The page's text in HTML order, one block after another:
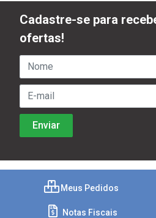
Cadastre-se para
ofertas!
Meus Pedidos
Notas Fiscais